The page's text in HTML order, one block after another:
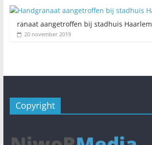
ranaat aangetroffen bij stadhuis Haarlem
20 november 2019
Copyright